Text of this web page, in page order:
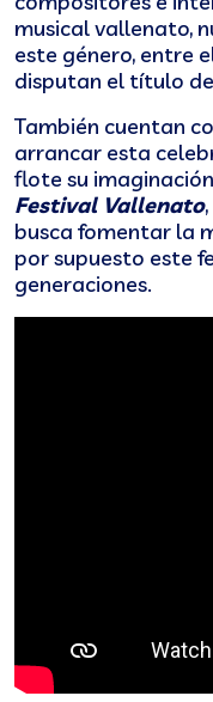
musical vallenato,
este género, entre
disputan el título de
También cuentan
arrancar esta
flote su
Festival Vallenato
busca fomentar la
por supuesto este
generaciones.